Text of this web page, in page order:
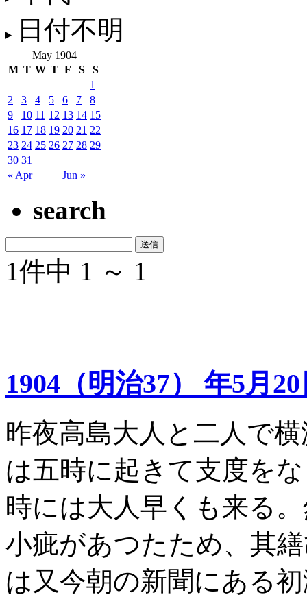
日付不明
May 1904
M T W T F S S
« Apr Jun »
1
2
3 4 5 6 7
8
9
10 11 12 13 14 15
16 17 18 19 20 21 22
23 24 25 26 27 28 29
30 31
search
1件中 1 ～ 1
1904（明治37） 年5月
昨夜高島大人と二人で
は五時に起きて支度を
時には大人早くも来る
小疵があつたため、其
は又今朝の新聞にある